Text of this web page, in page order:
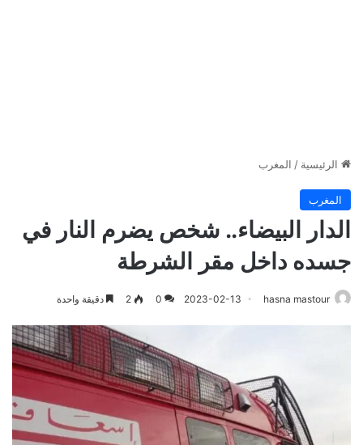
الرئيسية / المغرب
المغرب
الدار البيضاء.. شخص يضرم النار في
جسده داخل مقر الشرطة
hasna mastour
2023-02-13
0
2 دقيقة واحدة